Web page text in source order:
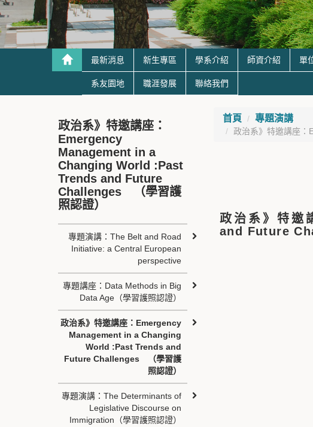
最新消息 新生專區 學系介紹 師資介紹 單
系友園地 職涯發展 聯絡我們
首頁 專題演講
政治系》特邀講座
政治系》特邀
and Future
政治系》特邀講座：
Emergency
Management in a
Changing World :Past
Trends and Future
Challenges （學習護
照認證）
專題演講：The Belt and Road
Initiative: a Central European
perspective
專題講座：Data Methods in Big
Data Age（學習護照認證）
政治系》特邀講座：Emergency
Management in a Changing
World :Past Trends and
Future Challenges （學習護
照認證）
專題演講：The Determinants of
Legislative Discourse on
Immigration（學習護照認證）